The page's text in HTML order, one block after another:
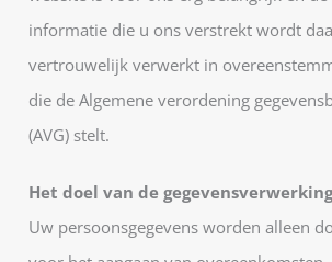
informatie die u ons verstrekt wordt
vertrouwelijk verwerkt in
die de Algemene verordening
(AVG) stelt.
Het doel van de
Uw persoonsgegevens worden alleen